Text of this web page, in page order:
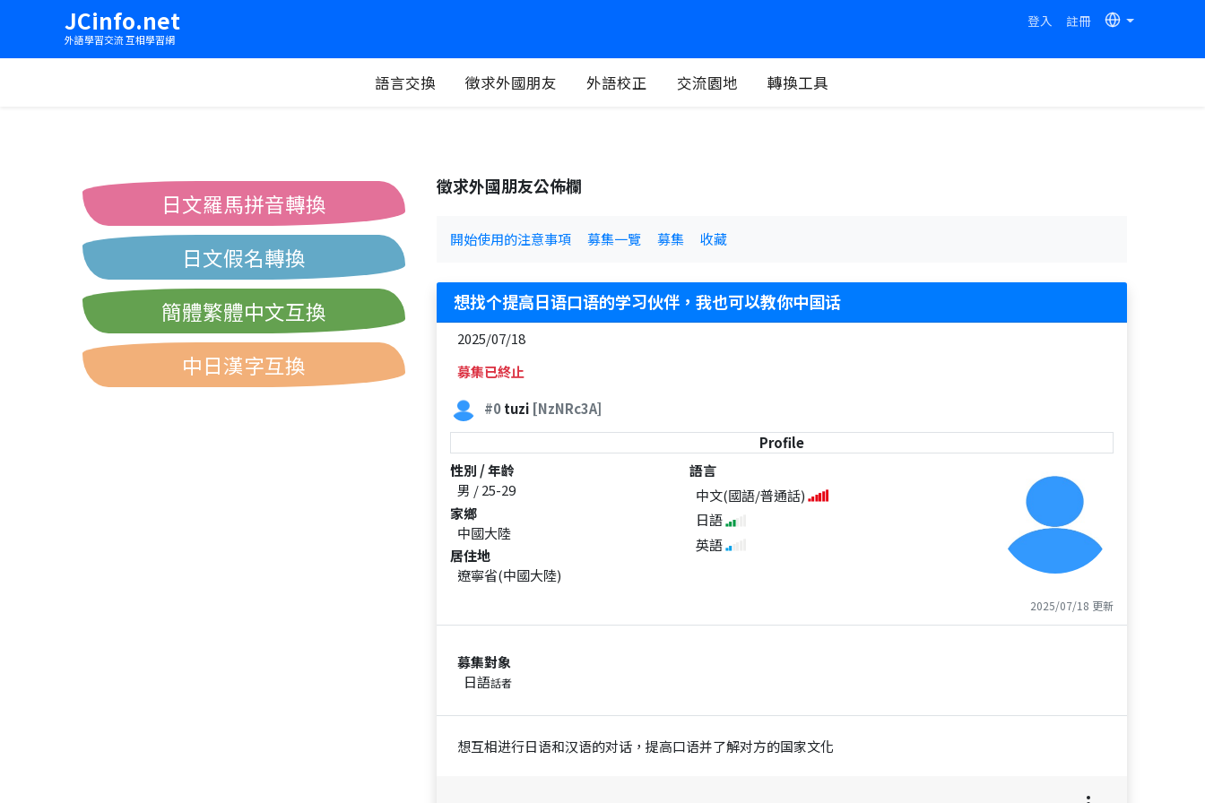
JCinfo.net
外語學習交流 互相學習網
登入 註冊
語言交換 徵求外國朋友 外語校正 交流園地 轉換工具
徵求外國朋友公佈欄
開始使用的注意事項 募集一覽 募集 收藏
想找个提高日语口语的学习伙伴，我也可以教你中国话
2025/07/18
募集已終止
#0tuzi [NzNRc3A]
Profile
性別 / 年齡
男 / 25-29
家鄉
中國大陸
居住地
遼寧省(中國大陸)
語言
中文(國語/普通話)
日語
英語
2025/07/18 更新
募集對象
日語話者
想互相进行日语和汉语的对话，提高口语并了解对方的国家文化
日文羅馬拼音轉換
日文假名轉換
簡體繁體中文互換
中日漢字互換